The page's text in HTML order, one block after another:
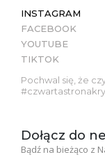
INSTAGRAM
FACEBOOK
YOUTUBE
TIKTOK
Pochwal się, że
Dołącz do
Bądź na bieżąco z